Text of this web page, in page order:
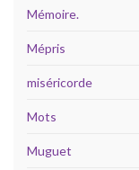
Mémoire.
Mépris
miséricorde
Mots
Muguet